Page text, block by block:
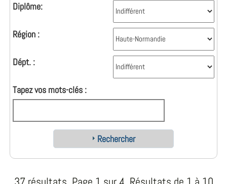
Diplôme:
Région :
Dépt. :
Tapez vos mots-clés :
Rechercher